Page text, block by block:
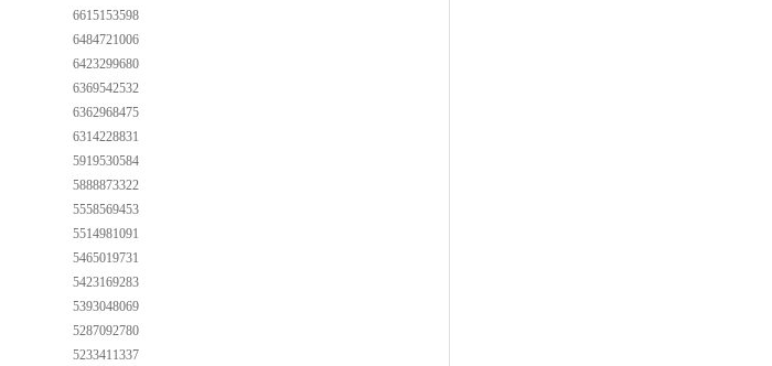
6615153598
6484721006
6423299680
6369542532
6362968475
6314228831
5919530584
5888873322
5558569453
5514981091
5465019731
5423169283
5393048069
5287092780
5233411337